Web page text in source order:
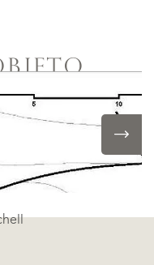
Benitachell